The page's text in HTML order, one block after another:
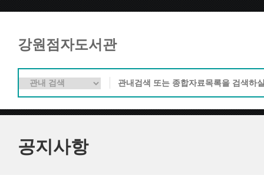
강원점자도서관
공지사항